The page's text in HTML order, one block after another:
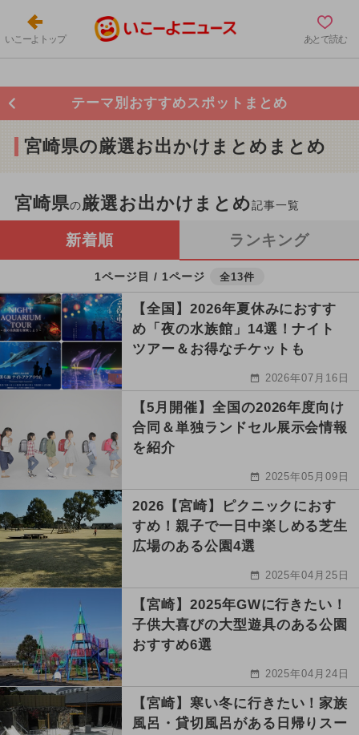
いこーよトップ あとで読む
テーマ別おすすめスポットまとめ
宮崎県の厳選お出かけまとめまとめ
宮崎県の厳選お出かけまとめ記事一覧
新着順 ランキング
1ページ目 / 1ページ 全13件
【全国】2026年夏休みにおすす
め「夜の水族館」14選！ナイト
ツアー＆お得なチケットも
2026年07月16日
【5月開催】全国の2026年度向け
合同＆単独ランドセル展示会情報
を紹介
2025年05月09日
2026【宮崎】ピクニックにおす
すめ！親子で一日中楽しめる芝生
広場のある公園4選
2025年04月25日
【宮崎】2025年GWに行きたい！
子供大喜びの大型遊具のある公園
おすすめ6選
2025年04月24日
【宮崎】寒い冬に行きたい！家族
風呂・貸切風呂がある日帰りスー